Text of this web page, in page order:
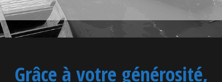
Grâce à votre générosité,